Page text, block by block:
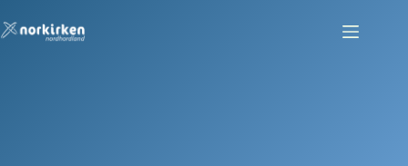
til
innholdet